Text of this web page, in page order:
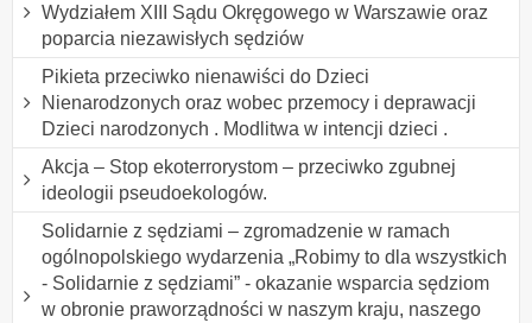
Wydziałem XIII Sądu Okręgowego w Warszawie oraz
poparcia niezawisłych sędziów
Pikieta przeciwko nienawiści do Dzieci
Nienarodzonych oraz wobec przemocy i deprawacji
Dzieci narodzonych . Modlitwa w intencji dzieci .
Akcja – Stop ekoterrorystom – przeciwko zgubnej
ideologii pseudoekologów.
Solidarnie z sędziami – zgromadzenie w ramach
ogólnopolskiego wydarzenia „Robimy to dla wszystkich
- Solidarnie z sędziami” - okazanie wsparcia sędziom
w obronie praworządności w naszym kraju, naszego